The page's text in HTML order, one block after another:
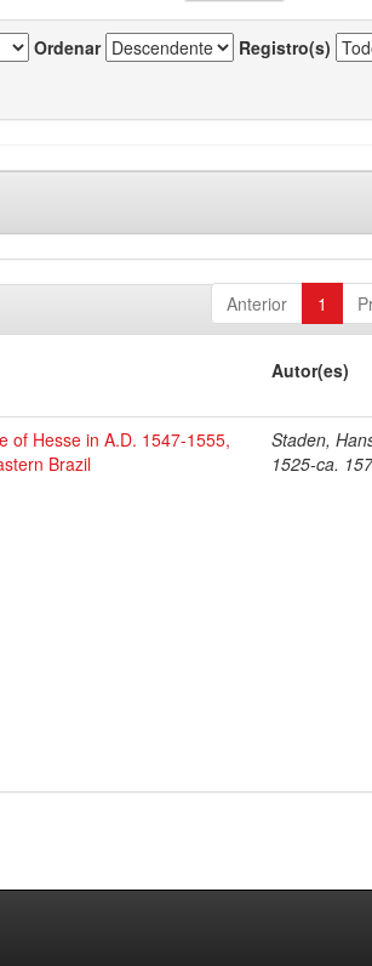
Ordenar Registro(s)
Anterior 1
Autor(es)
of Hesse in A.D. 1547-1555,
Brazil
Staden,
1525-ca.